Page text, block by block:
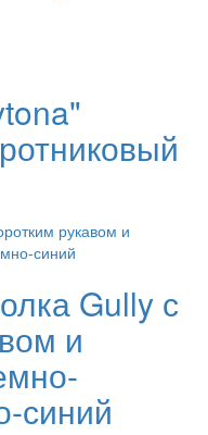
Gully с
и
синий